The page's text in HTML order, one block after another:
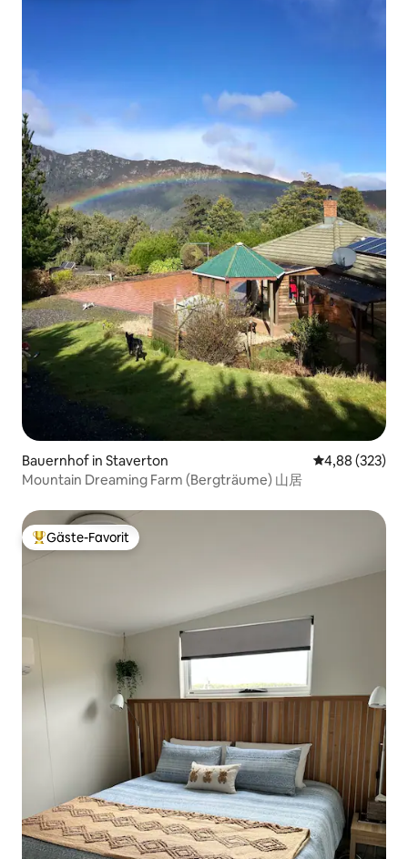
Bauernhof in Staverton
4,88 (323)
Mountain Dreaming Farm (Bergträume) 山居
Beliebter Gäste-Favorit.
Gäste-Favorit